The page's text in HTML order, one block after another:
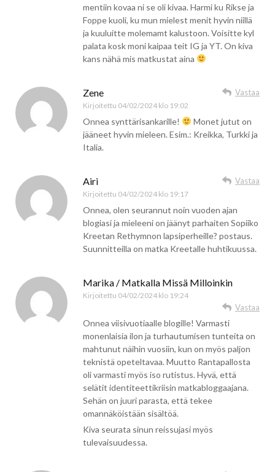
mentiin kovaa ni se oli kivaa. Harmi ku Rikse ja
Foppe kuoli, ku mun mielest menit hyvin niillä
ja kuuluitte molemamt kalustoon. Voisitte kyl
palata kosk moni kaipaa teit IG ja YT. On kiva
kans nähä mis matkustat aina
Zene
Kirjoitettu 04/02/2024 klo 19:02
Vastaa
Onnea synttärisankarille!
Monet jutut on
jääneet hyvin mieleen. Esim.: Kreikka, Turkki ja
Italia.
Airi
Kirjoitettu 04/02/2024 klo 19:17
Vastaa
Onnea, olen seurannut noin vuoden ajan
blogiasi ja mieleeni on jäänyt parhaiten Sopiiko
Kreetan Rethymnon lapsiperheille? postaus.
Suunnitteilla on matka Kreetalle huhtikuussa.
Marika / Matkalla Missä Milloinkin
Kirjoitettu 04/02/2024 klo 19:24
Vastaa
Onnea viisivuotiaalle blogille! Varmasti
monenlaisia ilon ja turhautumisen tunteita on
mahtunut näihin vuosiin, kun on myös paljon
teknistä opeteltavaa. Muutto Rantapallosta
oli varmasti myös iso rutistus. Hyvä, että
selätit identiteettikriisin matkabloggaajana.
Sehän on juuri parasta, että tekee
omannäköistään sisältöä.
Kiva seurata sinun reissujasi myös
tulevaisuudessa.